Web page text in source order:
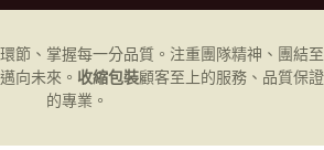
節、掌握每一分品質。注重團隊精神、團結至
向未來。 收縮包裝顧客至上的服務、品質保證
的專業。